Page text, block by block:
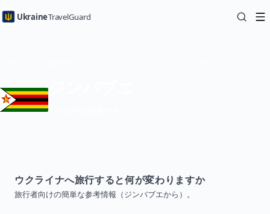
UkraineTravelGuard
ウクライナへ旅行すると何が変わりますか
旅行者向けの簡単な参考情報（ジンバブエから）。